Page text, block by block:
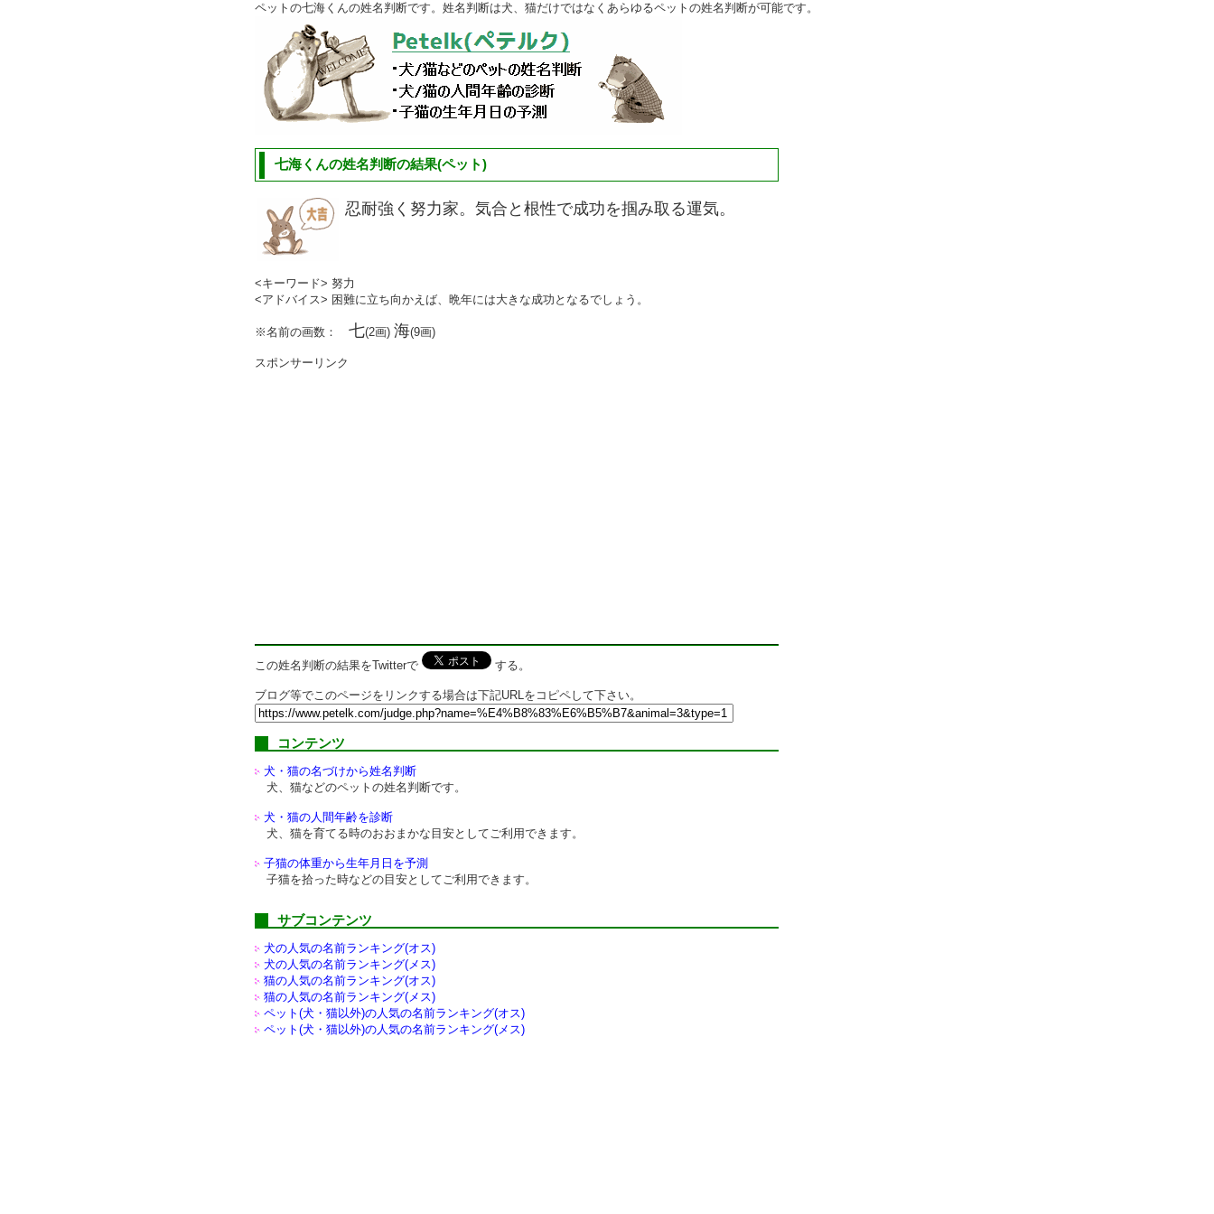
ペットの七海くんの姓名判断です。姓名判断は犬、猫だけではなくあらゆるペットの姓名判断が可能です。
七海くんの姓名判断の結果(ペット)
忍耐強く努力家。気合と根性で成功を掴み取る運気。
<キーワード> 努力
<アドバイス> 困難に立ち向かえば、晩年には大きな成功となるでしょう。
※名前の画数： 七(2画) 海(9画)
スポンサーリンク
この姓名判断の結果をTwitterで する。
ブログ等でこのページをリンクする場合は下記URLをコピペして下さい。
コンテンツ
犬・猫の名づけから姓名判断
犬、猫などのペットの姓名判断です。
犬・猫の人間年齢を診断
犬、猫を育てる時のおおまかな目安としてご利用できます。
子猫の体重から生年月日を予測
子猫を拾った時などの目安としてご利用できます。
サブコンテンツ
犬の人気の名前ランキング(オス)
犬の人気の名前ランキング(メス)
猫の人気の名前ランキング(オス)
猫の人気の名前ランキング(メス)
ペット(犬・猫以外)の人気の名前ランキング(オス)
ペット(犬・猫以外)の人気の名前ランキング(メス)